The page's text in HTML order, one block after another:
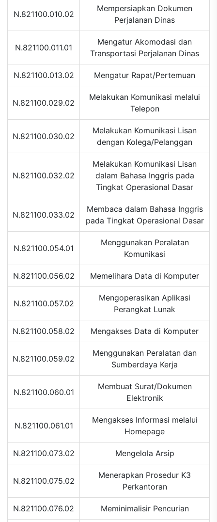
N.821100.010.02
Mempersiapkan Dokumen
Perjalanan Dinas
N.821100.011.01
Mengatur Akomodasi dan
Transportasi Perjalanan Dinas
N.821100.013.02 Mengatur Rapat/Pertemuan
N.821100.029.02
Melakukan Komunikasi melalui
Telepon
N.821100.030.02
Melakukan Komunikasi Lisan
dengan Kolega/Pelanggan
N.821100.032.02
Melakukan Komunikasi Lisan
dalam Bahasa Inggris pada
Tingkat Operasional Dasar
N.821100.033.02
Membaca dalam Bahasa Inggris
pada Tingkat Operasional Dasar
N.821100.054.01
Menggunakan Peralatan
Komunikasi
N.821100.056.02 Memelihara Data di Komputer
N.821100.057.02
Mengoperasikan Aplikasi
Perangkat Lunak
N.821100.058.02 Mengakses Data di Komputer
N.821100.059.02
Menggunakan Peralatan dan
Sumberdaya Kerja
N.821100.060.01
Membuat Surat/Dokumen
Elektronik
N.821100.061.01
Mengakses Informasi melalui
Homepage
N.821100.073.02 Mengelola Arsip
N.821100.075.02
Menerapkan Prosedur K3
Perkantoran
N.821100.076.02 Meminimalisir Pencurian